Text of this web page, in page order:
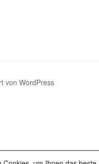
von WordPress